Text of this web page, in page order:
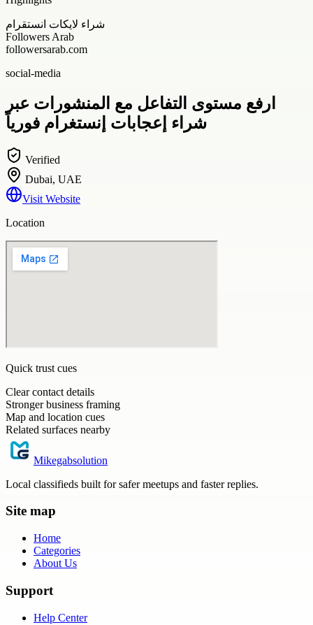
شراء لايكات انستقرام
Followers Arab
followersarab.com
social-media
ارفع مستوى التفاعل مع المنشورات عبر
شراء إعجابات إنستغرام فورياً
Verified
Dubai, UAE
Visit Website
Location
Quick trust cues
Clear contact details
Stronger business framing
Map and location cues
Related surfaces nearby
Mikegabsolution
Local classifieds built for safer meetups and faster replies.
Site map
Home
Categories
About Us
Support
Help Center